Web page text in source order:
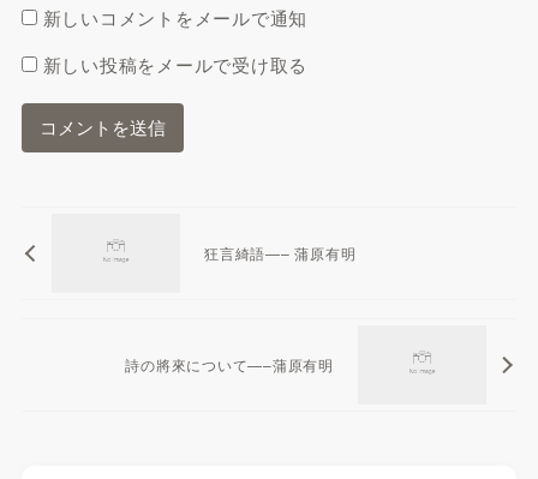
新しいコメントをメールで通知
新しい投稿をメールで受け取る
狂言綺語—– 蒲原有明
詩の將來について—–蒲原有明